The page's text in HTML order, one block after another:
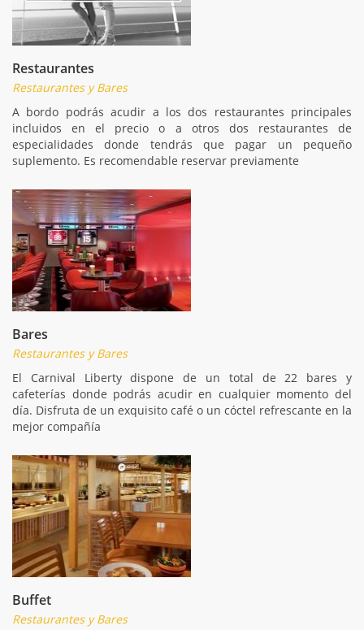
Restaurantes
Restaurantes y Bares
A bordo podrás acudir a los dos restaurantes principales
incluidos en el precio o a otros dos restaurantes de
especialidades donde tendrás que pagar un pequeño
suplemento. Es recomendable reservar previamente
Bares
Restaurantes y Bares
El Carnival Liberty dispone de un total de 22 bares y
cafeterías donde podrás acudir en cualquier momento del
día. Disfruta de un exquisito café o un cóctel refrescante en la
mejor compañía
Buffet
Restaurantes y Bares